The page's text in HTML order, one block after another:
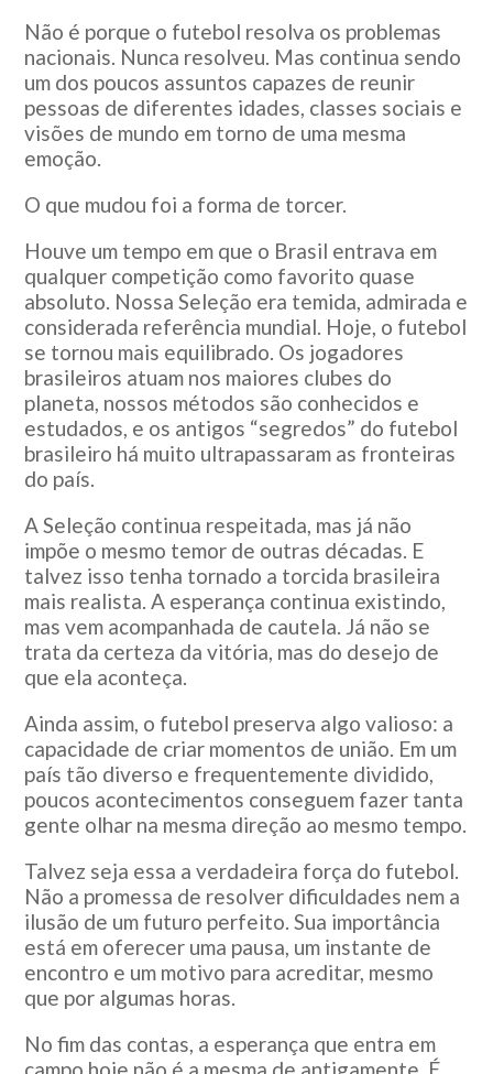
Não é porque o futebol resolva os problemas
nacionais. Nunca resolveu. Mas continua sendo
um dos poucos assuntos capazes de reunir
pessoas de diferentes idades, classes sociais e
visões de mundo em torno de uma mesma
emoção.
O que mudou foi a forma de torcer.
Houve um tempo em que o Brasil entrava em
qualquer competição como favorito quase
absoluto. Nossa Seleção era temida, admirada e
considerada referência mundial. Hoje, o futebol
se tornou mais equilibrado. Os jogadores
brasileiros atuam nos maiores clubes do
planeta, nossos métodos são conhecidos e
estudados, e os antigos “segredos” do futebol
brasileiro há muito ultrapassaram as fronteiras
do país.
A Seleção continua respeitada, mas já não
impõe o mesmo temor de outras décadas. E
talvez isso tenha tornado a torcida brasileira
mais realista. A esperança continua existindo,
mas vem acompanhada de cautela. Já não se
trata da certeza da vitória, mas do desejo de
que ela aconteça.
Ainda assim, o futebol preserva algo valioso: a
capacidade de criar momentos de união. Em um
país tão diverso e frequentemente dividido,
poucos acontecimentos conseguem fazer tanta
gente olhar na mesma direção ao mesmo tempo.
Talvez seja essa a verdadeira força do futebol.
Não a promessa de resolver dificuldades nem a
ilusão de um futuro perfeito. Sua importância
está em oferecer uma pausa, um instante de
encontro e um motivo para acreditar, mesmo
que por algumas horas.
No fim das contas, a esperança que entra em